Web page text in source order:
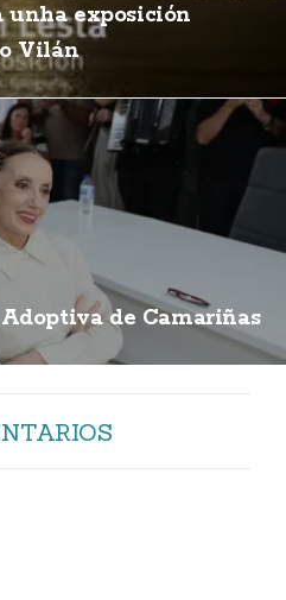
unha exposición
Vilán
de Camariñas